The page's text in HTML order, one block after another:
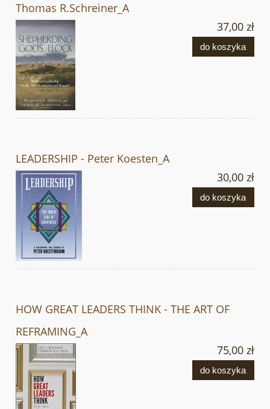
Thomas R.Schreiner_A
37,00 zł
do koszyka
LEADERSHIP - Peter Koesten_A
30,00 zł
do koszyka
HOW GREAT LEADERS THINK - THE ART OF
REFRAMING_A
75,00 zł
do koszyka